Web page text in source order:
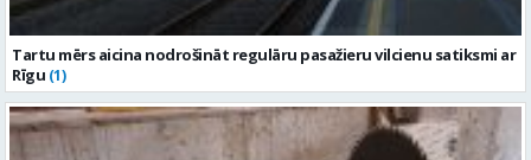
Tartu mērs aicina nodrošināt regulāru pasažieru vilcienu satiksmi ar
Rīgu (1)